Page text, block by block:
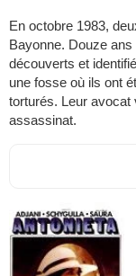
En octobre 1983,
Bayonne. Douze
découverts et
une fosse où ils ont
torturés. Leur avocat
assassinat.